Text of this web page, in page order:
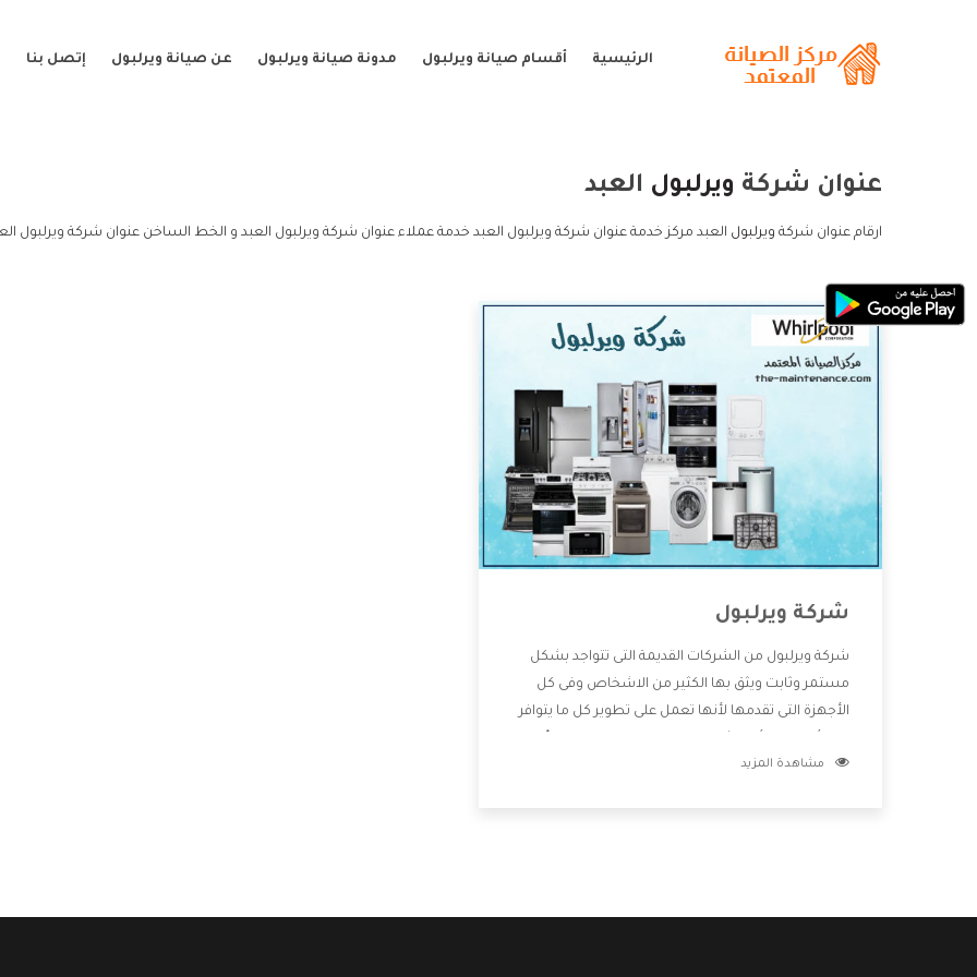
الرئيسية أقسام صيانة ويرلبول مدونة صيانة ويرلبول عن صيانة ويرلبول إتصل بنا
عنوان شركة ويرلبول العبد
ارقام عنوان شركة ويرلبول العبد مركز خدمة عنوان شركة ويرلبول العبد خدمة عملاء عنوان شركة ويرلبول العبد و الخط الساخن عنوان شركة ويرلبول
شركة ويرلبول
شركة ويرلبول من الشركات القديمة التى تتواجد بشكل
مستمر وثابت ويثق بها الكثير من الاشخاص وفى كل
الأجهزة التى تقدمها لأنها تعمل على تطوير كل ما يتوافر
خدمات ما بعد البيع مع المنتجات وتقدم للعملاء أقوى
مشاهدة المزيد